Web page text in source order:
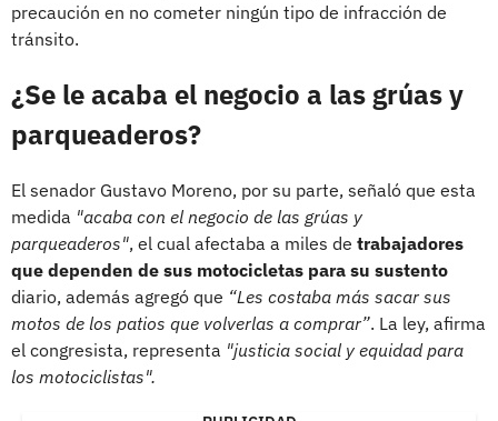
precaución en no cometer ningún tipo de infracción de
tránsito.
¿Se le acaba el negocio a las grúas y
parqueaderos?
El senador Gustavo Moreno, por su parte, señaló que esta
medida "acaba con el negocio de las grúas y
parqueaderos", el cual afectaba a miles de trabajadores
que dependen de sus motocicletas para su sustento
diario, además agregó que “Les costaba más sacar sus
motos de los patios que volverlas a comprar”. La ley, afirma
el congresista, representa "justicia social y equidad para
los motociclistas".